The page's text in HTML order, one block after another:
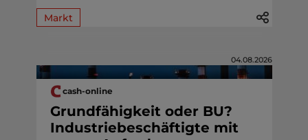
Markt
04.08.2026
cash-online
Grundfähigkeit oder BU?
Industriebeschäftigte mit